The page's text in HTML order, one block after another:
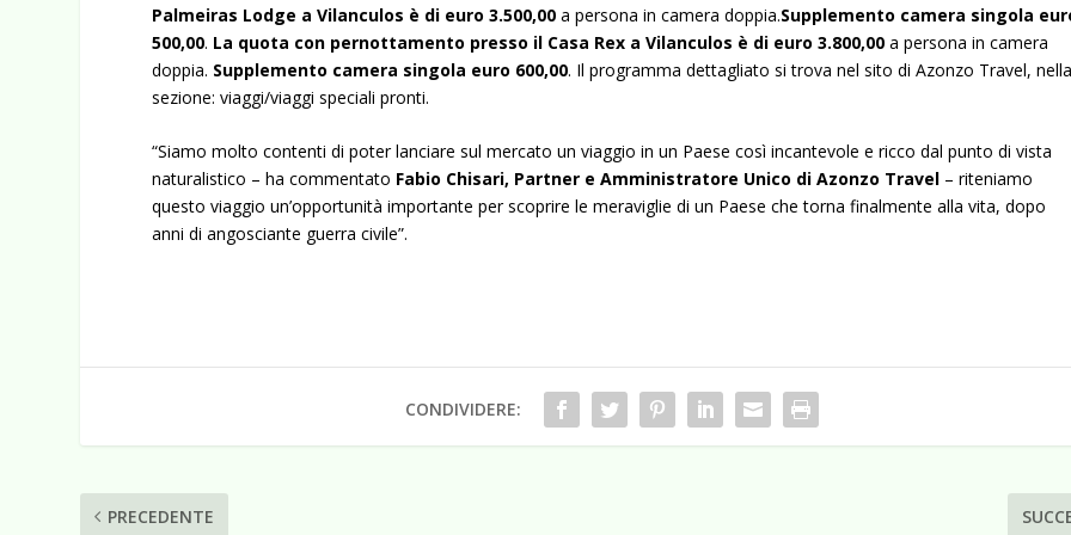
Palmeiras Lodge a Vilanculos è di euro 3.500,00 a persona in camera doppia.Supplemento camera singola
500,00. La quota con pernottamento presso il Casa Rex a Vilanculos è di euro 3.800,00 a persona in camera
doppia. Supplemento camera singola euro 600,00. Il programma dettagliato si trova nel sito di Azonzo Travel, nella
sezione: viaggi/viaggi speciali pronti.
“Siamo molto contenti di poter lanciare sul mercato un viaggio in un Paese così incantevole e ricco dal punto di vista
naturalistico – ha commentato Fabio Chisari, Partner e Amministratore Unico di Azonzo Travel – riteniamo
questo viaggio un’opportunità importante per scoprire le meraviglie di un Paese che torna finalmente alla vita, dopo
anni di angosciante guerra civile”.
CONDIVIDERE:
PRECEDENTE